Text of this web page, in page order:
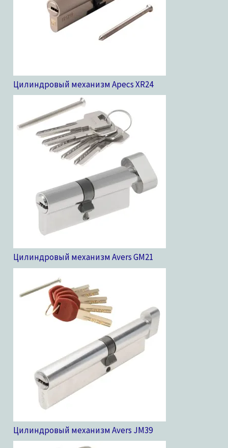
Цилиндровый механизм Apecs XR24
Цилиндровый механизм Avers GM21
Цилиндровый механизм Avers JM39